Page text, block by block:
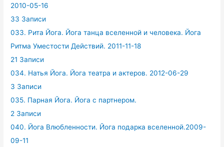
2010-05-16
33 Записи
033. Рита Йога. Йога танца вселенной и человека. Йога
Ритма Уместости Действий. 2011-11-18
21 Записи
034. Натья Йога. Йога театра и актеров. 2012-06-29
3 Записи
035. Парная Йога. Йога с партнером.
2 Записи
040. Йога Влюбленности. Йога подарка вселенной.2009-
09-11